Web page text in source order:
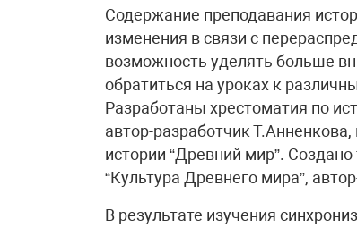
Содержание преподавания
изменения в связи с
возможность уделять больше
обратиться на уроках к
Разработаны хрестоматия по
автор-разработчик
истории “Древний мир”.
“Культура Древнего мира”,
В результате изучения